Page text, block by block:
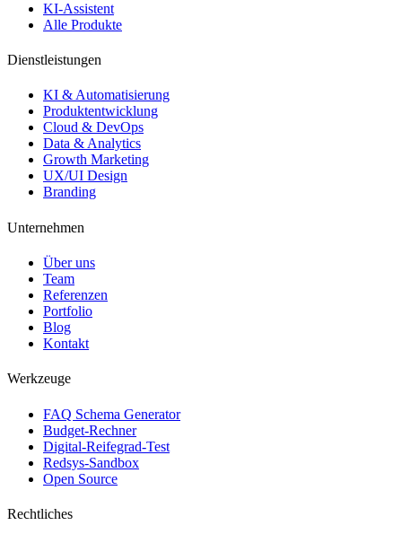
KI-Assistent
Alle Produkte
Dienstleistungen
KI & Automatisierung
Produktentwicklung
Cloud & DevOps
Data & Analytics
Growth Marketing
UX/UI Design
Branding
Unternehmen
Über uns
Team
Referenzen
Portfolio
Blog
Kontakt
Werkzeuge
FAQ Schema Generator
Budget-Rechner
Digital-Reifegrad-Test
Redsys-Sandbox
Open Source
Rechtliches